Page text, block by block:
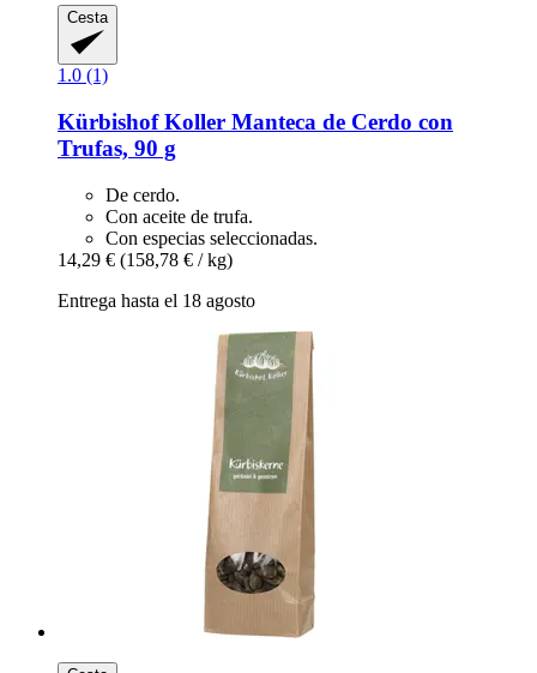
Cesta
1.0 (1)
Kürbishof Koller Manteca de Cerdo con
Trufas, 90 g
De cerdo.
Con aceite de trufa.
Con especias seleccionadas.
14,29 € (158,78 € / kg)
Entrega hasta el 18 agosto